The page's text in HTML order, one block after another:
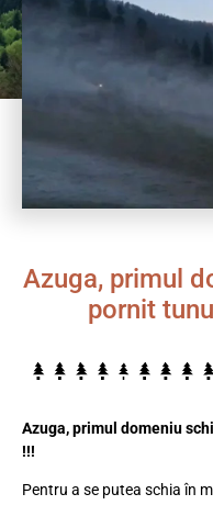
Azuga, primul
pornit
Azuga, primul domeniu
!!!
Pentru a se putea schia în